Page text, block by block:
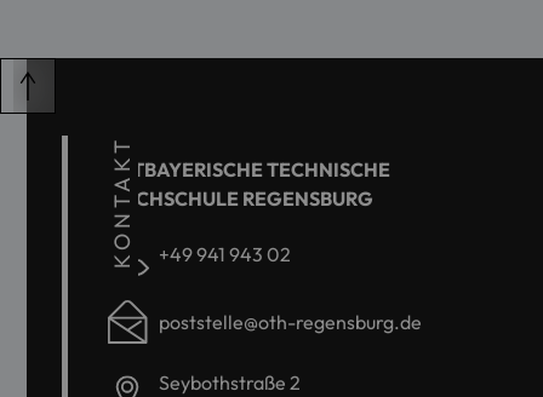
KONTAKT
OSTBAYERISCHE TECHNISCHE
HOCHSCHULE REGENSBURG
+49 941 943 02
poststelle@oth-regensburg.de
Seybothstraße 2